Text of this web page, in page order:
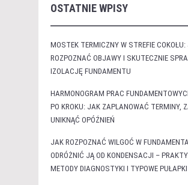
OSTATNIE WPISY
MOSTEK TERMICZNY W STREFIE
ROZPOZNAĆ OBJAWY I SKUTECZNIE
IZOLACJĘ FUNDAMENTU
HARMONOGRAM PRAC
PO KROKU: JAK ZAPLANOWAĆ TERMINY,
UNIKNĄĆ OPÓŹNIEŃ
JAK ROZPOZNAĆ WILGOĆ W
ODRÓŻNIĆ JĄ OD KONDENSACJI –
METODY DIAGNOSTYKI I TYPOWE PUŁAPKI